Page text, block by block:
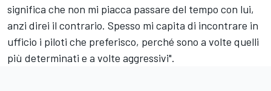
significa che non mi piacca passare del tempo con lui,
anzi direi il contrario. Spesso mi capita di incontrare in
ufficio i piloti che preferisco, perché sono a volte quelli
più determinati e a volte aggressivi".